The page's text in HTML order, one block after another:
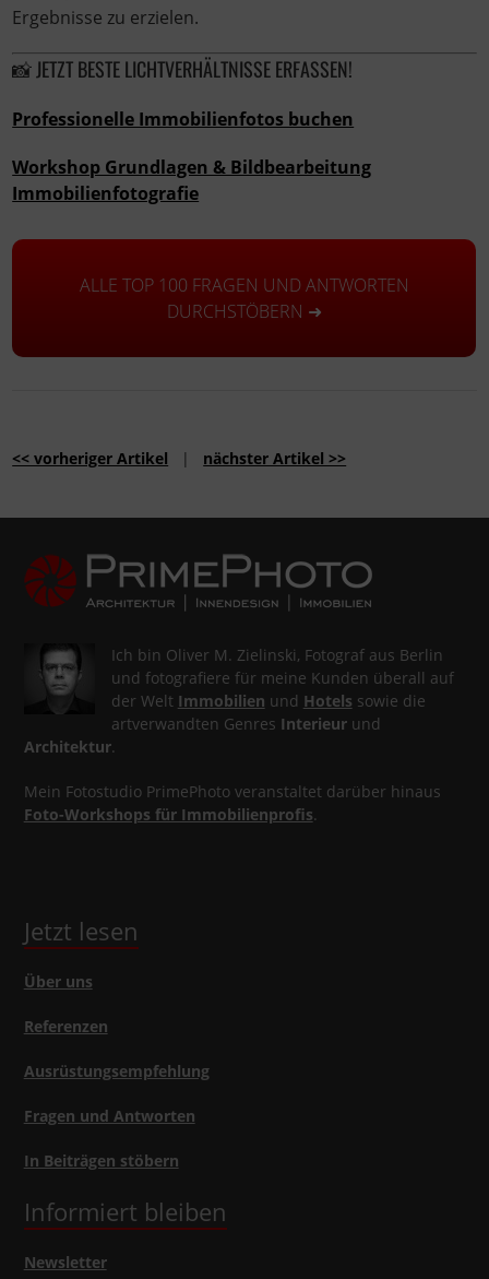
Ergebnisse zu erzielen.
📸 JETZT BESTE LICHTVERHÄLTNISSE ERFASSEN!
Professionelle Immobilienfotos buchen
Workshop Grundlagen & Bildbearbeitung
Immobilienfotografie
ALLE TOP 100 FRAGEN UND ANTWORTEN
DURCHSTÖBERN ➜
<< vorheriger Artikel | nächster Artikel >>
Ich bin Oliver M. Zielinski, Fotograf aus Berlin
und fotografiere für meine Kunden überall auf
der Welt Immobilien und Hotels sowie die
artverwandten Genres Interieurund
Architektur.
Mein Fotostudio PrimePhoto veranstaltet darüber hinaus
Foto-Workshops für Immobilienprofis.
Jetzt lesen
Über uns
Referenzen
Ausrüstungsempfehlung
Fragen und Antworten
In Beiträgen stöbern
Informiert bleiben
Newsletter